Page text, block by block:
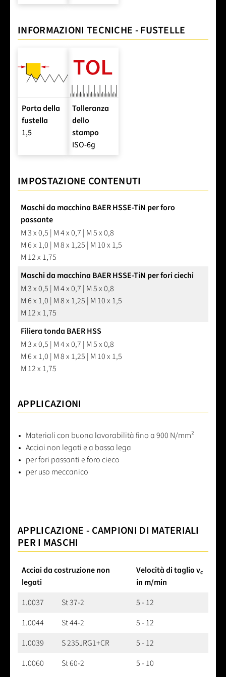
INFORMAZIONI TECNICHE - FUSTELLE
Porta della
fustella
1,5
Tolleranza
dello
stampo
ISO-6g
IMPOSTAZIONE CONTENUTI
Maschi da macchina BAER HSSE-TiN per foro
passante
M 3 x 0,5 | M 4 x 0,7 | M 5 x 0,8
M 6 x 1,0 | M 8 x 1,25 | M 10 x 1,5
M 12 x 1,75
Maschi da macchina BAER HSSE-TiN per fori ciechi
M 3 x 0,5 | M 4 x 0,7 | M 5 x 0,8
M 6 x 1,0 | M 8 x 1,25 | M 10 x 1,5
M 12 x 1,75
Filiera tonda BAER HSS
M 3 x 0,5 | M 4 x 0,7 | M 5 x 0,8
M 6 x 1,0 | M 8 x 1,25 | M 10 x 1,5
M 12 x 1,75
APPLICAZIONI
Materiali con buona lavorabilità fino a 900 N/mm²
Acciai non legati e a bassa lega
per fori passanti e foro cieco
per uso meccanico
APPLICAZIONE - CAMPIONI DI MATERIALI
PER I MASCHI
Acciai da costruzione non
legati
Velocità di taglio vc
in m/min
1.0037
St 37-2
5 - 12
1.0044
St 44-2
5 - 12
1.0039
S 235JRG1+CR
5 - 12
1.0060
St 60-2
5 - 10